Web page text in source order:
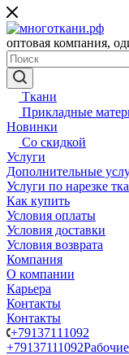
оптовая компания,
Ткани
Прикладные
Новинки
Со скидкой
Услуги
Дополнительные
Услуги по нарезке
Как купить
Условия оплаты
Условия доставки
Условия возврата
Компания
О компании
Карьера
Контакты
Контакты
+79137111092
+79137111092